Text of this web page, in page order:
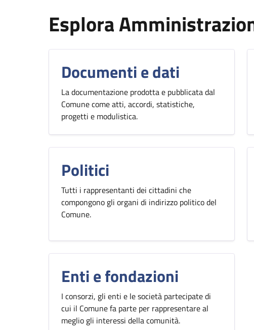
Esplora
Documenti e dati
La documentazione prodotta e pubblicata dal
Comune come atti, accordi, statistiche,
progetti e modulistica.
Politici
Tutti i rappresentanti dei cittadini che
compongono gli organi di indirizzo politico del
Comune.
Enti e fondazioni
I consorzi, gli enti e le società partecipate di
cui il Comune fa parte per rappresentare al
meglio gli interessi della comunità.